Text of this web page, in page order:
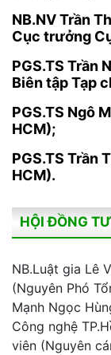
NB.NV Trần
Cục trưởng
PGS.TS Trần
Biên tập Tạp
PGS.TS Ngô
HCM);
PGS.TS Trần
HCM).
HỘI ĐỒNG
NB.Luật gia Lê
(Nguyên Phó
Mạnh Ngọc
Công nghệ
viên (Nguyên